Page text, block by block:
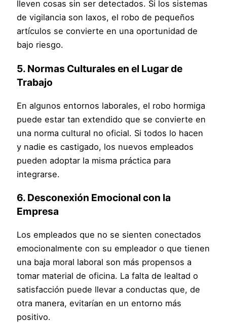
lleven cosas sin ser detectados. Si los sistemas
de vigilancia son laxos, el robo de pequeños
artículos se convierte en una oportunidad de
bajo riesgo.
5. Normas Culturales en el Lugar de
Trabajo
En algunos entornos laborales, el robo hormiga
puede estar tan extendido que se convierte en
una norma cultural no oficial. Si todos lo hacen
y nadie es castigado, los nuevos empleados
pueden adoptar la misma práctica para
integrarse.
6. Desconexión Emocional con la
Empresa
Los empleados que no se sienten conectados
emocionalmente con su empleador o que tienen
una baja moral laboral son más propensos a
tomar material de oficina. La falta de lealtad o
satisfacción puede llevar a conductas que, de
otra manera, evitarían en un entorno más
positivo.